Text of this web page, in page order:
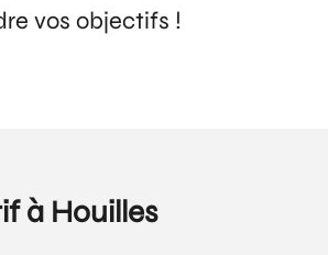
vos objectifs !
à Houilles